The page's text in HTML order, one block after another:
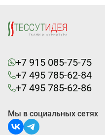
+7 915 085-75-75
+7 495 785-62-84
+7 495 785-62-86
Мы в социальных сетях